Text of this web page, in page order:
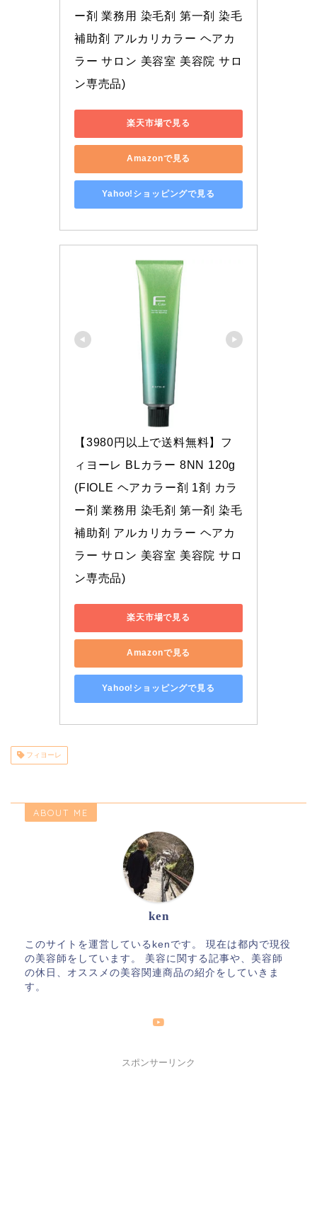
ー剤 業務用 染毛剤 第一剤 染毛
補助剤 アルカリカラー ヘアカ
ラー サロン 美容室 美容院 サロ
ン専売品)
楽天市場で見る
Amazonで見る
Yahoo!ショッピングで見る
【3980円以上で送料無料】フ
ィヨーレ BLカラー 8NN 120g
(FIOLE ヘアカラー剤 1剤 カラ
ー剤 業務用 染毛剤 第一剤 染毛
補助剤 アルカリカラー ヘアカ
ラー サロン 美容室 美容院 サロ
ン専売品)
楽天市場で見る
Amazonで見る
Yahoo!ショッピングで見る
フィヨーレ
ABOUT ME
ken
このサイトを運営しているkenです。 現在は都内で現役
の美容師をしています。 美容に関する記事や、美容師
の休日、オススメの美容関連商品の紹介をしていきま
す。
スポンサーリンク